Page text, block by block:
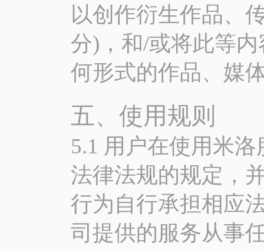
以创作衍生作品、
分)，和/或将此等
何形式的作品、媒
五、使用规则
5.1 用户在使用米
法律法规的规定，
行为自行承担相应
司提供的服务从事